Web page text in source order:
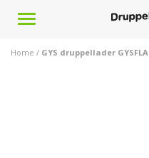
Toggle
Home / GYS druppellader